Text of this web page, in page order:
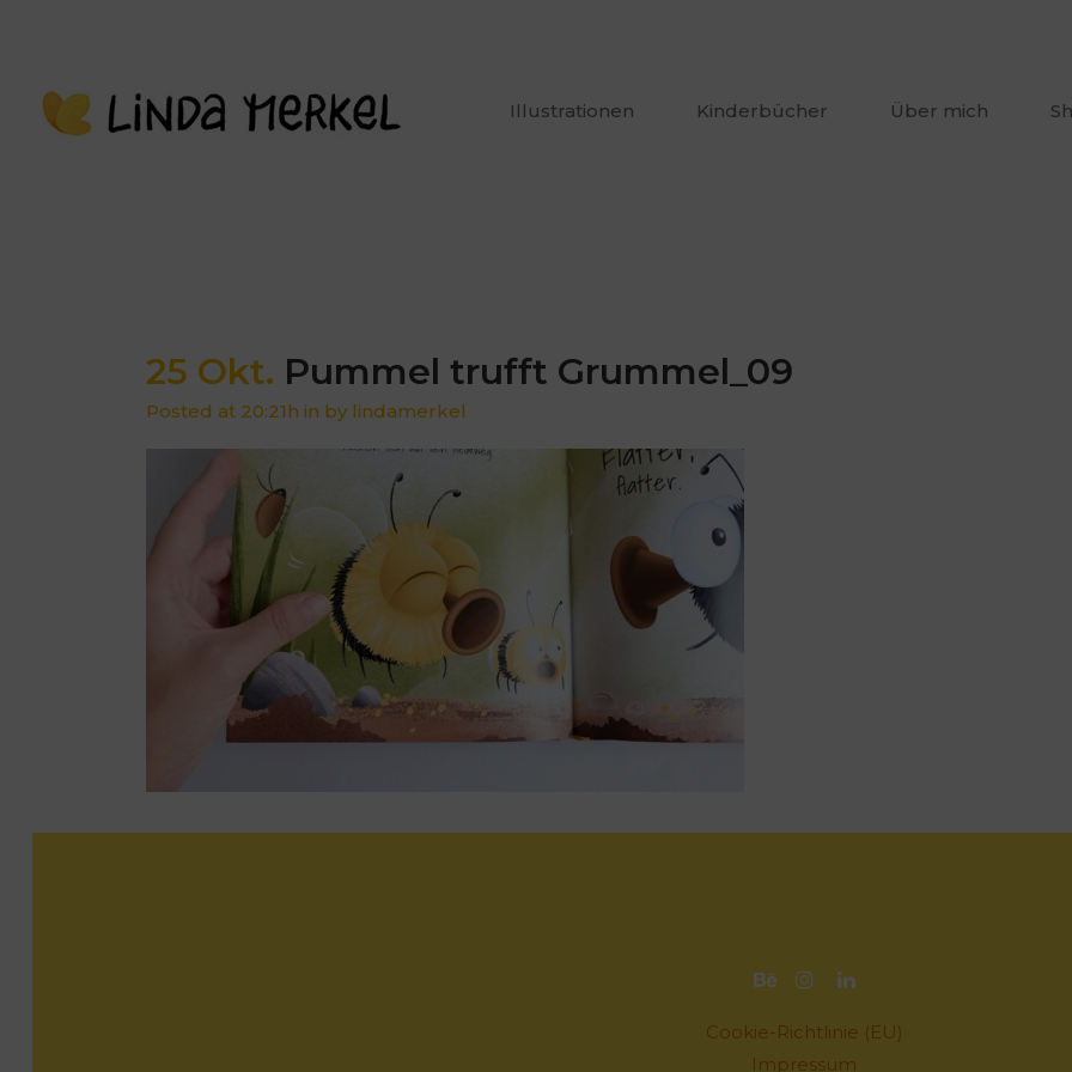
Illustrationen Kinderbücher Über mich
25 Okt. Pummel trufft Grummel_09
Posted at 20:21h in by lindamerkel
Cookie-Richtlinie (EU)
Impressum